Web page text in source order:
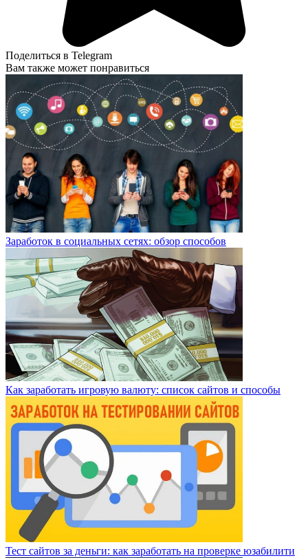
Поделиться в Telegram
Вам также может понравиться
Заработок в социальных сетях: обзор способов
Как заработать игровую валюту: список сайтов и способы
Тест сайтов за деньги: как заработать на проверке юзабилити